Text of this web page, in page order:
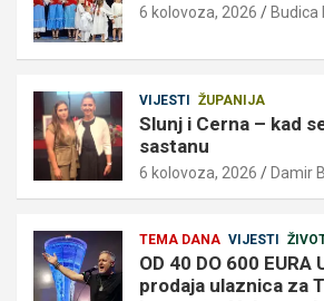
6 kolovoza, 2026 Budica
VIJESTI ŽUPANIJA
Slunj i Cerna – kad
sastanu
6 kolovoza, 2026 Damir
TEMA DANA VIJESTI
OD 40 DO 600
prodaja ulaznica za